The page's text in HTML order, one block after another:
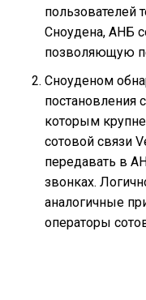
пользователей
Сноудена, АНБ
позволяющую
Сноуденом
постановления
которым
сотовой связи
передавать в
звонках.
аналогичные
операторы